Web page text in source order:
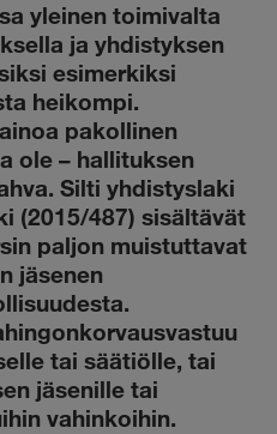
yleinen toimivalta
ja yhdistyksen
esimerkiksi
heikompi.
pakollinen
ole – hallituksen
Silti yhdistyslaki
(2015/487) sisältävät
paljon muistuttavat
jäsenen
tai säätiölle, tai
jäsenille tai
vahinkoihin.